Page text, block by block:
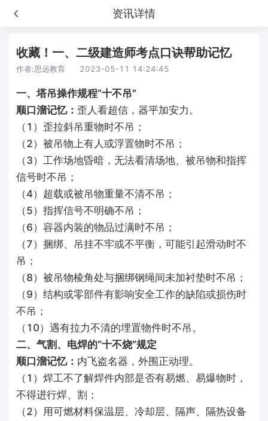
资讯详情
收藏！一、二级建造师考点口诀帮助记忆
作者:思远教育 2023-05-11 14:24:45
一、塔吊操作规程“十不吊”
顺口溜记忆： 歪人看超信，器平加安力。
（1）歪拉斜吊重物时不吊；
（2）被吊物上有人或浮置物时不吊；
（3）工作场地昏暗，无法看清场地、被吊物和指挥
信号时不吊；
（4）超载或被吊物重量不清不吊；
（5）指挥信号不明确不吊；
（6）容器内装的物品过满时不吊；
（7）捆绑、吊挂不牢或不平衡，可能引起滑动时不
吊；
（8）被吊物棱角处与捆绑钢绳间未加衬垫时不吊；
（9）结构或零部件有影响安全工作的缺陷或损伤时
不吊；
（10）遇有拉力不清的埋置物件时不吊。
二、气割、电焊的“十不烧”规定
顺口溜记忆： 内飞盗名器，外围正动理。
（1）焊工不了解焊件内部是否有易燃、易爆物时，
不得进行焊、割；
（2）用可燃材料保温层、冷却层、隔声、隔热设备